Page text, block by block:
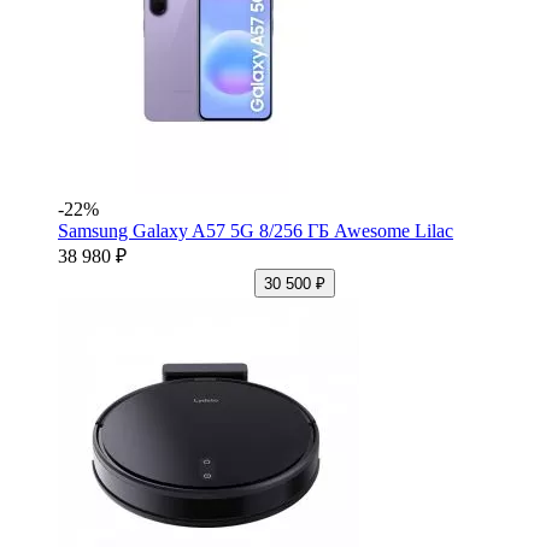
-22%
Samsung Galaxy A57 5G 8/256 ГБ Awesome Lilac
38 980 ₽
30 500 ₽